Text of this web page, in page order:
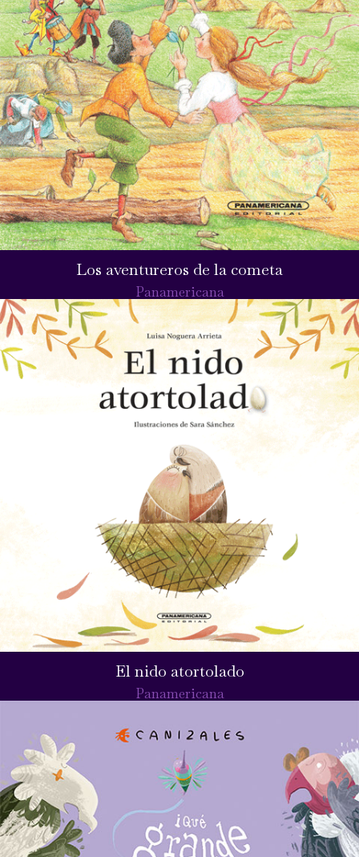
Los aventureros de la cometa
Panamericana
El nido atortolado
Panamericana